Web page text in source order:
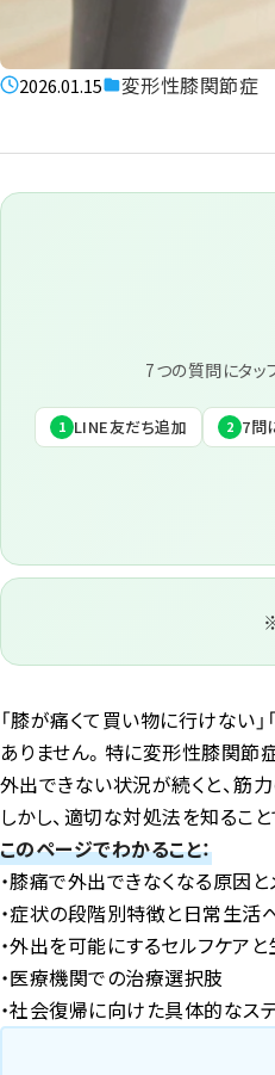
2026.01.15 変形性膝関節症
7つの質問にタッ
1 LINE友だち追加 2 7問
「膝が痛くて買い物に行けない
ありません。特に変形性膝関節
外出できない状況が続くと、筋
しかし、適切な対処法を知るこ
このページでわかること：
・膝痛で外出できなくなる原因
・症状の段階別特徴と日常生活
・外出を可能にするセルフケア
・医療機関での治療選択肢
・社会復帰に向けた具体的なス